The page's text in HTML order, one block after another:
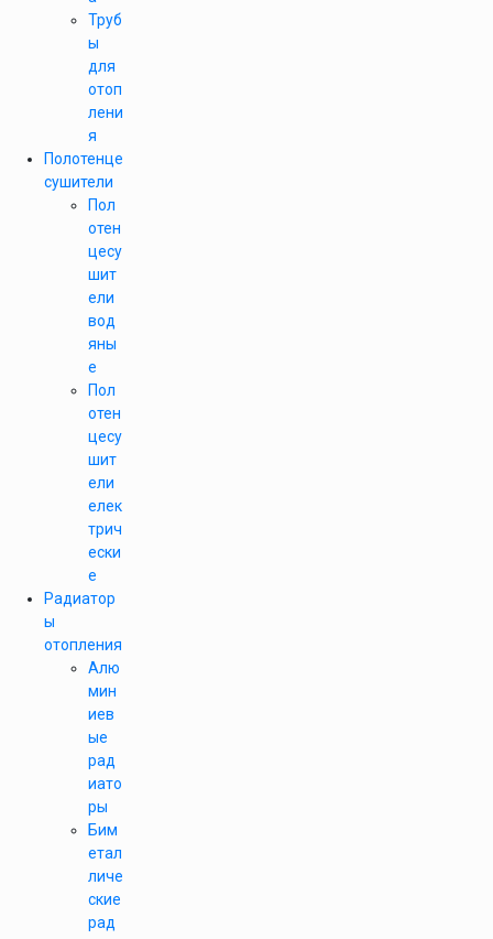
Труб
ы
для
отоп
лени
я
Полотенце
сушители
Пол
отен
цесу
шит
ели
вод
яны
е
Пол
отен
цесу
шит
ели
елек
трич
ески
е
Радиатор
ы
отопления
Алю
мин
иев
ые
рад
иато
ры
Бим
етал
личе
ские
рад